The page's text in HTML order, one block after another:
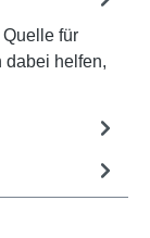
für
dabei helfen,